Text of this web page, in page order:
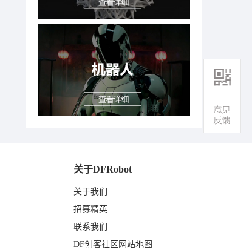
关于DFRobot
关于我们
招募精英
联系我们
DF创客社区网站地图